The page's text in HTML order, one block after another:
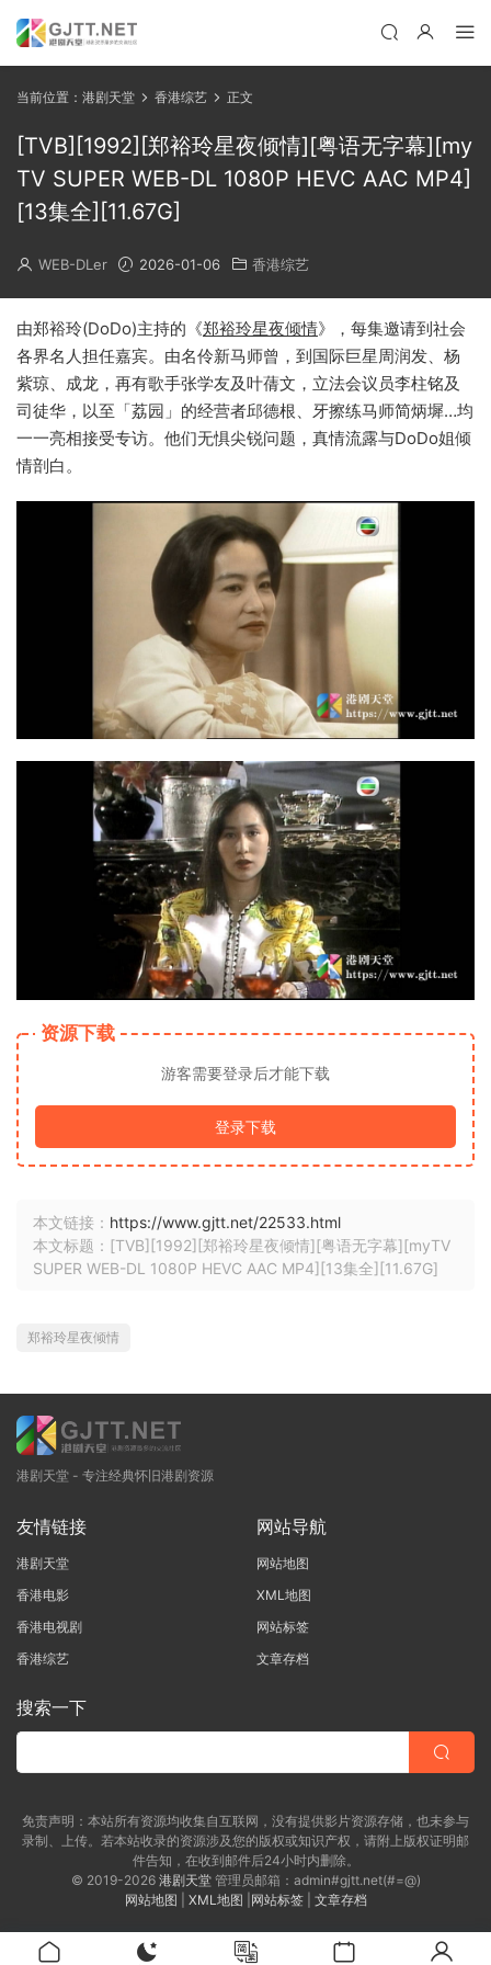
当前位置： 港剧天堂 香港综艺 正文
[TVB][1992][郑裕玲星夜倾情][粤语无字幕][my
TV SUPER WEB-DL 1080P HEVC AAC MP4]
[13集全][11.67G]
WEB-DLer 2026-01-06 香港综艺
由郑裕玲(DoDo)主持的《郑裕玲星夜倾情》，每集邀请到社会
各界名人担任嘉宾。由名伶新马师曾，到国际巨星周润发、杨
紫琼、成龙，再有歌手张学友及叶蒨文，立法会议员李柱铭及
司徒华，以至「荔园」的经营者邱德根、牙擦练马师简炳墀…均
一一亮相接受专访。他们无惧尖锐问题，真情流露与DoDo姐倾
情剖白。
资源下载
游客需要登录后才能下载
登录下载
本文链接： https://www.gjtt.net/22533.html
本文标题：[TVB][1992][郑裕玲星夜倾情][粤语无字幕][myTV
SUPER WEB-DL 1080P HEVC AAC MP4][13集全][11.67G]
郑裕玲星夜倾情
港剧天堂 - 专注经典怀旧港剧资源
友情链接
港剧天堂
香港电影
香港电视剧
香港综艺
网站导航
网站地图
XML地图
网站标签
文章存档
搜索一下
免责声明：本站所有资源均收集自互联网，没有提供影片资源存储，也未参与
录制、上传。若本站收录的资源涉及您的版权或知识产权，请附上版权证明邮
件告知，在收到邮件后24小时内删除。
© 2019-2026 港剧天堂管理员邮箱：admin#gjtt.net(#=@)
网站地图
XML地图 网站标签| 文章存档